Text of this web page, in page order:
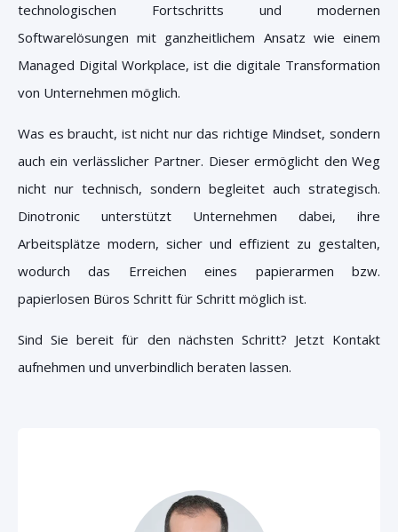
technologischen Fortschritts und modernen
Softwarelösungen mit ganzheitlichem Ansatz wie einem
Managed Digital Workplace, ist die digitale Transformation
von Unternehmen möglich.
Was es braucht, ist nicht nur das richtige Mindset, sondern
auch ein verlässlicher Partner. Dieser ermöglicht den Weg
nicht nur technisch, sondern begleitet auch strategisch.
Dinotronic unterstützt Unternehmen dabei, ihre
Arbeitsplätze modern, sicher und effizient zu gestalten,
wodurch das Erreichen eines papierarmen bzw.
papierlosen Büros Schritt für Schritt möglich ist.
Sind Sie bereit für den nächsten Schritt? Jetzt Kontakt
aufnehmen und unverbindlich beraten lassen.